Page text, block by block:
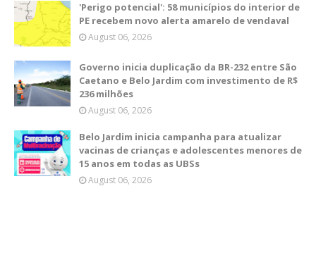
'Perigo potencial': 58 municípios do interior de
PE recebem novo alerta amarelo de vendaval
August 06, 2026
Governo inicia duplicação da BR-232 entre São
Caetano e Belo Jardim com investimento de R$
236 milhões
August 06, 2026
Belo Jardim inicia campanha para atualizar
vacinas de crianças e adolescentes menores de
15 anos em todas as UBSs
August 06, 2026